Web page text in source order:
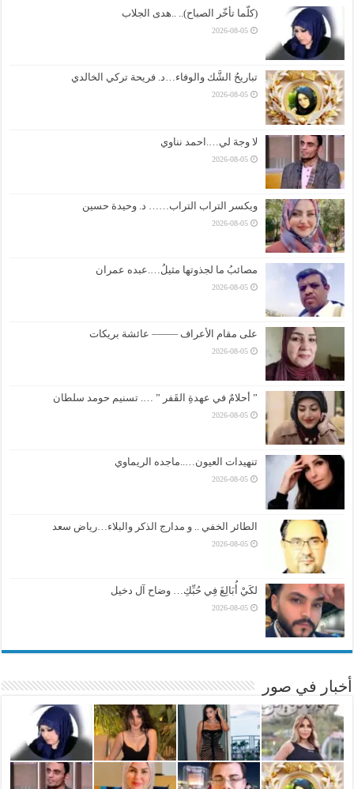
(كلّما تأخّر الصباح).. ..هدى الجلاب
2026-08-05
تباريحُ الشَّك والوفاء…د. فريحة تركي الخالدي
2026-08-05
لا وجهَ لي….احمد نناوي
2026-08-05
ويكسر التراب التراب…… د. وحيدة حسين
2026-08-05
مصائبُ ما لجذوتها مثيلُ….عبده عمران
2026-08-05
على مقام الأعراف ——– عائشة بريكات
2026-08-05
” أحلامٌ في عهدةِ القَفر ” …. تسنيم حومد سلطان
2026-08-05
تنهيدات العيون…..ماجده الريماوي
2026-08-05
الطائر الخفي .. و مدارج الذكر والبلاء…رياض سعد
2026-08-05
لكَيْ أُبَالِغَ فِي حُبِّكِ… وضاح آل دخيل
2026-08-05
أخبار في صور